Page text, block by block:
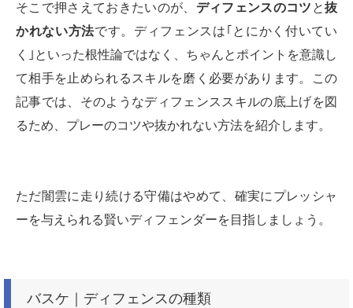
そこで押さえておきたいのが、 ディフェンスのコツ と抜
かれない方法です。ディフェンスは｢とにかく付いてい
く｣といった根性論ではなく、ちゃんとポイントを意識し
て相手を止められるスキルを磨く必要があります。この
記事では、そのようなディフェンススキルの底上げを図
るため、プレーのコツや抜かれない方法を紹介します。
ただ闇雲に走り続ける守備はやめて、確実にプレッシャ
ーを与えられる賢いディフェンダーを目指しましょう。
バスケ｜ディフェンスの種類